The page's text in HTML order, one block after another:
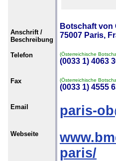
Anschrift /
Beschreibung
Botschaft von
75007 Paris,
Telefon (Österreichische
(0033 1) 4063
Fax (Österreichische
(0033 1) 4555
Email paris-
Webseite
paris/